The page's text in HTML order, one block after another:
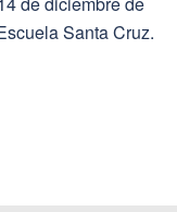
Santa Cruz.